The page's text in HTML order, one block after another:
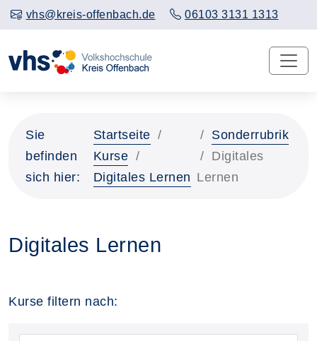
vhs@kreis-offenbach.de 06103 3131 1313
Sie
befinden
sich hier:
Startseite
Kurse
Digitales Lernen
Sonderrubrik
Digitales
Lernen
Digitales Lernen
Kurse filtern nach: